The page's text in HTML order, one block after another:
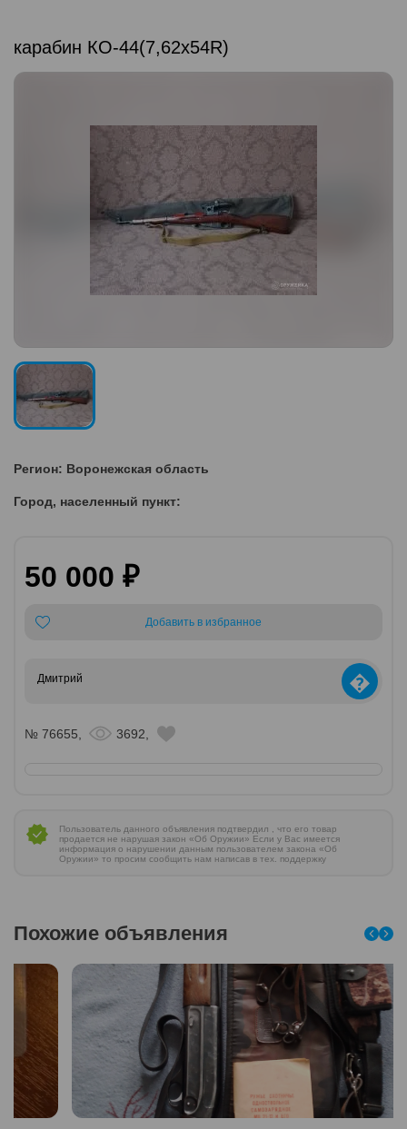
карабин КО-44(7,62х54R)
Регион: Воронежская область
Город, населенный пункт:
50 000 ₽
Добавить в избранное
Дмитрий �
№ 76655, 3692,
Пользователь данного объявления подтвердил , что его товар
продается не нарушая закон «Об Оружии» Если у Вас имеется
информация о нарушении данным пользователем закона «Об
Оружии» то просим сообщить нам написав в тех. поддержку
Похожие объявления